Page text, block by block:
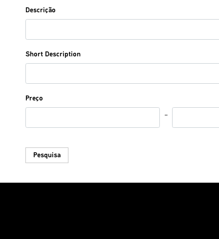
Descrição
Short Description
Preço
Pesquisa